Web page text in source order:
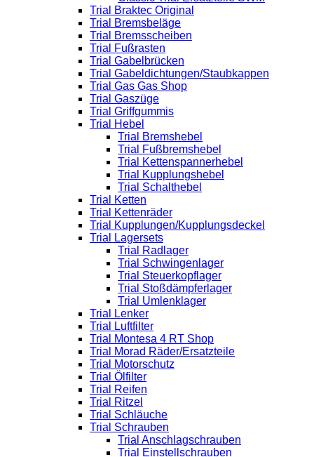
Trial Braktec Original
Trial Bremsbeläge
Trial Bremsscheiben
Trial Fußrasten
Trial Gabelbrücken
Trial Gabeldichtungen/Staubkappen
Trial Gas Gas Shop
Trial Gaszüge
Trial Griffgummis
Trial Hebel
Trial Bremshebel
Trial Fußbremshebel
Trial Kettenspannerhebel
Trial Kupplungshebel
Trial Schalthebel
Trial Ketten
Trial Kettenräder
Trial Kupplungen/Kupplungsdeckel
Trial Lagersets
Trial Radlager
Trial Schwingenlager
Trial Steuerkopflager
Trial Stoßdämpferlager
Trial Umlenklager
Trial Lenker
Trial Luftfilter
Trial Montesa 4 RT Shop
Trial Morad Räder/Ersatzteile
Trial Motorschutz
Trial Ölfilter
Trial Reifen
Trial Ritzel
Trial Schläuche
Trial Schrauben
Trial Anschlagschrauben
Trial Einstellschrauben